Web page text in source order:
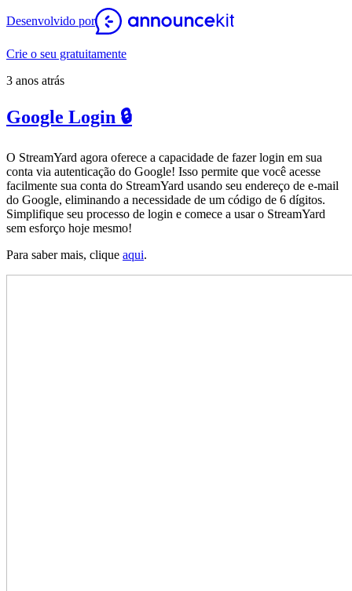
Desenvolvido por
Crie o seu gratuitamente
3 anos atrás
Google Login 🔒
O StreamYard agora oferece a capacidade de fazer login em sua
conta via autenticação do Google! Isso permite que você acesse
facilmente sua conta do StreamYard usando seu endereço de e-mail
do Google, eliminando a necessidade de um código de 6 dígitos.
Simplifique seu processo de login e comece a usar o StreamYard
sem esforço hoje mesmo!
Para saber mais, clique aqui.